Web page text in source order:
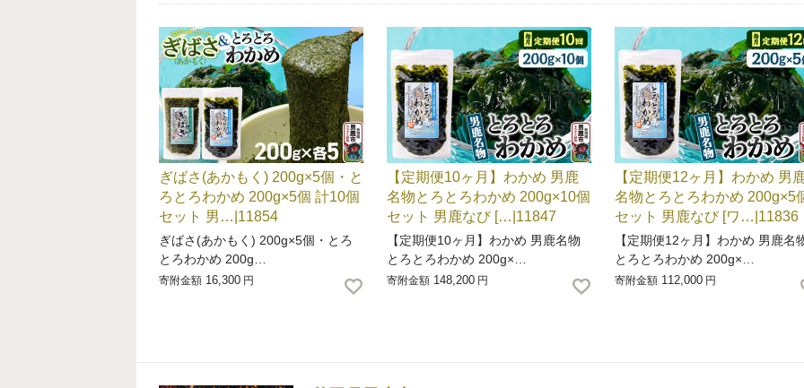
ぎばさ(あかもく) 200g×5個・と
ろとろわかめ 200g×5個 計10個
セット 男…|11854
ぎばさ(あかもく) 200g×5個・とろ
とろわかめ 200g…
寄附金額 16,300 円
【定期便10ヶ月】わかめ 男鹿
名物とろとろわかめ 200g×10個
セット 男鹿なび […|11847
【定期便10ヶ月】わかめ 男鹿名物
とろとろわかめ 200g×…
寄附金額 148,200 円
【定期便12ヶ月】わかめ 男
名物とろとろわかめ 200g×5
セット 男鹿なび [ワ…|11836
【定期便12ヶ月】わかめ 男鹿名
とろとろわかめ 200g×…
寄附金額 112,000 円